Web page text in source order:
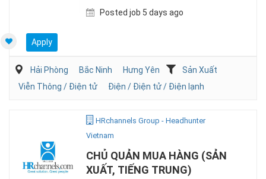
Posted job 5 days ago
Apply
Hải Phòng Bắc Ninh Hưng Yên
Sản Xuất
Viễn Thông / Điện tử
Điện / Điện tử / Điện lạnh
HRchannels Group - Headhunter
Vietnam
CHỦ QUẢN MUA HÀNG (SẢN
XUẤT, TIẾNG TRUNG)